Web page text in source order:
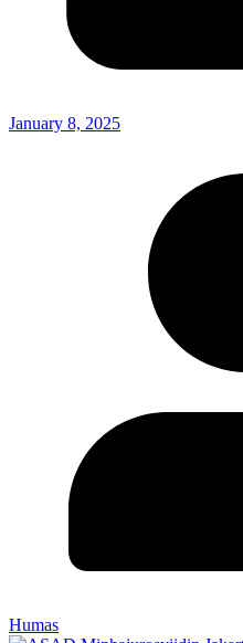
January 8, 2025
Humas